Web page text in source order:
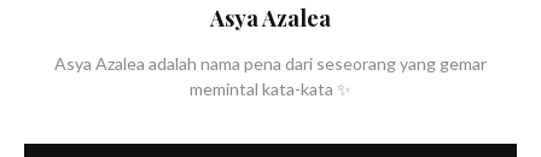
Asya Azalea
Asya Azalea adalah nama pena dari seseorang yang gemar
memintal kata-kata ✨